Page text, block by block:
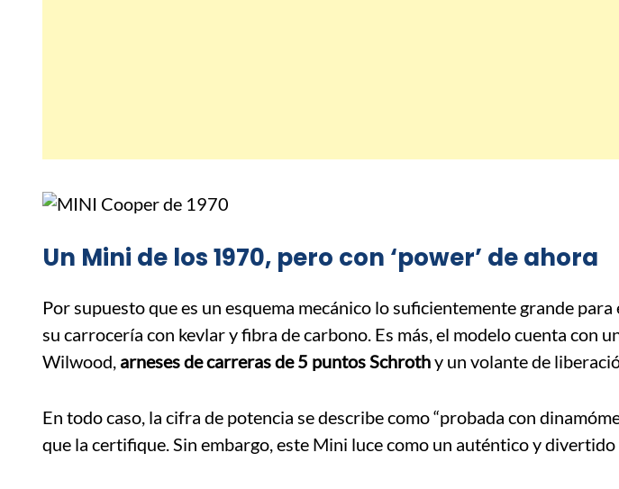
Un Mini de los 1970, pero con ‘power’ de ahora
Por supuesto que es un esquema mecánico lo suficientemente grande
su carrocería con kevlar y fibra de carbono. Es más, el modelo cuenta con
Wilwood, arneses de carreras de 5 puntos Schrothy un volante de
En todo caso, la cifra de potencia se describe como “probada con
que la certifique. Sin embargo, este Mini luce como un auténtico y